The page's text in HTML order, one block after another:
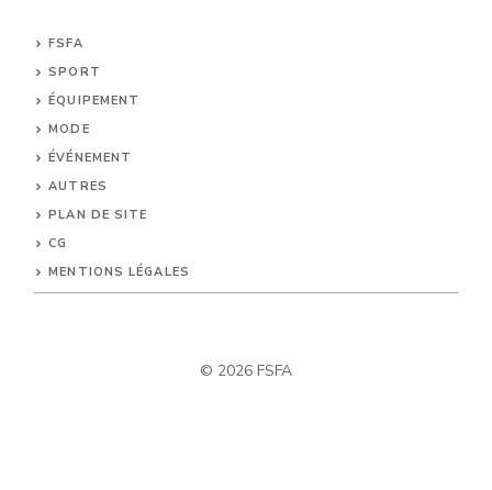
FSFA
SPORT
ÉQUIPEMENT
MODE
ÉVÉNEMENT
AUTRES
PLAN DE SITE
CG
MENTIONS LÉGALES
© 2026 FSFA